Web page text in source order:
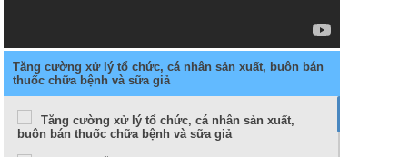
Tăng cường xử lý tổ chức, cá nhân sản xuất, buôn bán
thuốc chữa bệnh và sữa giả
Tăng cường xử lý tổ chức, cá nhân sản xuất,
buôn bán thuốc chữa bệnh và sữa giả